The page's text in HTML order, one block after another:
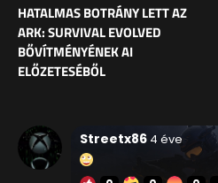
HATALMAS BOTRÁNY LETT AZ
ARK: SURVIVAL EVOLVED
BŐVÍTMÉNYÉNEK AI
ELŐZETESÉBŐL
Streetx86 4 éve